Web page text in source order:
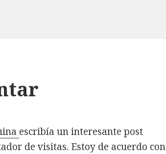
escribía un interesante post
de visitas. Estoy de acuerdo con